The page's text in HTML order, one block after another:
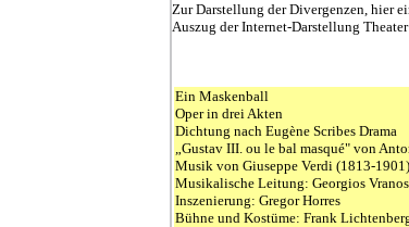
Zur Darstellung der Divergenzen, hier
Auszug der Internet-Darstellung
Ein Maskenball
Oper in drei Akten
Dichtung nach Eugène Scribes Drama
„Gustav III. ou le bal masqué" von
Musik von Giuseppe Verdi (1813-1901)
Musikalische Leitung: Georgios Vranos
Inszenierung: Gregor Horres
Bühne und Kostüme: Frank